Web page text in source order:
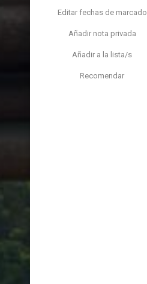
Editar fechas de marcado
Añadir nota privada
Añadir a la lista/s
Recomendar